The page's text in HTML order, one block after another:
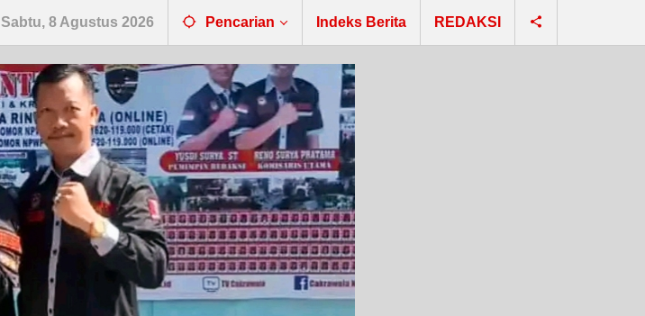
Sabtu, 8 Agustus 2026 Pencarian Indeks Berita REDAKSI